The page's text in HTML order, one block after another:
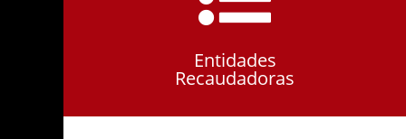
Entidades
Recaudadoras